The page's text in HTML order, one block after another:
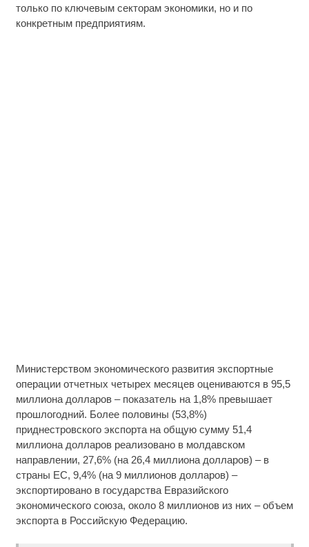
только по ключевым секторам экономики, но и по
конкретным предприятиям.
Министерством экономического развития экспортные
операции отчетных четырех месяцев оцениваются в 95,5
миллиона долларов – показатель на 1,8% превышает
прошлогодний. Более половины (53,8%)
приднестровского экспорта на общую сумму 51,4
миллиона долларов реализовано в молдавском
направлении, 27,6% (на 26,4 миллиона долларов) – в
страны ЕС, 9,4% (на 9 миллионов долларов) –
экспортировано в государства Евразийского
экономического союза, около 8 миллионов из них – объем
экспорта в Российскую Федерацию.